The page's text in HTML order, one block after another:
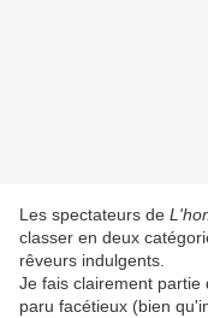
Les spectateurs de
classer en deux
rêveurs indulgents.
Je fais clairement partie
paru facétieux (bien